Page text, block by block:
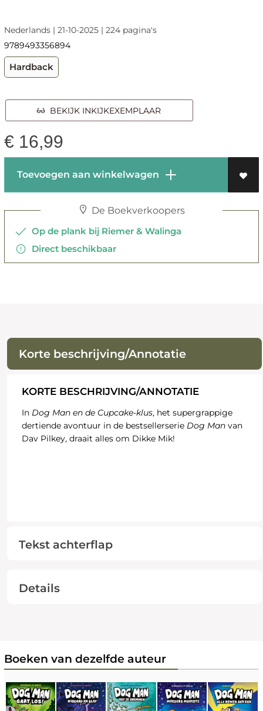
Nederlands | 21-10-2025 | 224 pagina's
9789493356894
Hardback
BEKIJK INKIJKEXEMPLAAR
€ 16,99
Toevoegen aan winkelwagen
De Boekverkoopers
Op de plank bij Riemer & Walinga
Direct beschikbaar
Korte beschrijving/Annotatie
KORTE BESCHRIJVING/ANNOTATIE
In Dog Man en de Cupcake-klus, het supergrappige
dertiende avontuur in de bestsellerserie Dog Manvan
Dav Pilkey, draait alles om Dikke Mik!
Tekst achterflap
Details
Boeken van dezelfde auteur